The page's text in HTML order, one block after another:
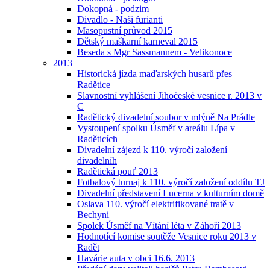
Dokopná - podzim
Divadlo - Naši furianti
Masopustní průvod 2015
Dětský maškarní karneval 2015
Beseda s Mgr Sassmannem - Velikonoce
2013
Historická jízda maďarských husarů přes
Radětice
Slavnostní vyhlášení Jihočeské vesnice r. 2013 v
C
Radětický divadelní soubor v mlýně Na Prádle
Vystoupení spolku Úsměf v areálu Lípa v
Raděticích
Divadelní zájezd k 110. výročí založení
divadelníh
Radětická pouť 2013
Fotbalový turnaj k 110. výročí založení oddílu TJ
Divadelní představení Lucerna v kulturním domě
Oslava 110. výročí elektrifikované tratě v
Bechyni
Spolek Úsměf na Vítání léta v Záhoří 2013
Hodnotící komise soutěže Vesnice roku 2013 v
Radět
Havárie auta v obci 16.6. 2013